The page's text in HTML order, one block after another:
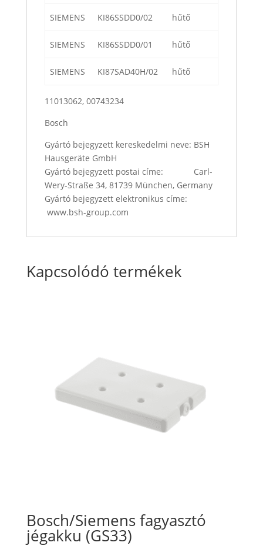
SIEMENS KI86SSDD0/02 hűtő
SIEMENS KI86SSDD0/01 hűtő
SIEMENS KI87SAD40H/02 hűtő
11013062, 00743234
Bosch
Gyártó bejegyzett kereskedelmi neve: BSH
Hausgeräte GmbH
Gyártó bejegyzett postai címe: Carl-
Wery-Straße 34, 81739 München, Germany
Gyártó bejegyzett elektronikus címe:
www.bsh-group.com
Kapcsolódó termékek
Bosch/Siemens fagyasztó
jégakku (GS33)